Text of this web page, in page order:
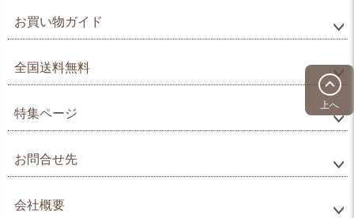
上へ
お買い物ガイド
全国送料無料
特集ページ
お問合せ先
会社概要